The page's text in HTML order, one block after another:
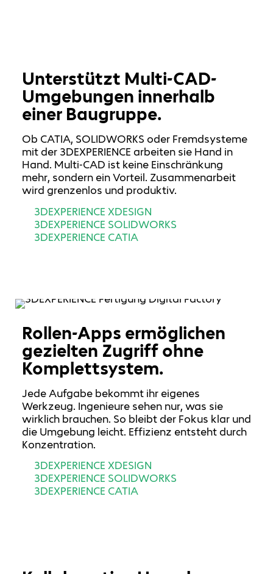
Unterstützt Multi-CAD-
Umgebungen innerhalb
einer Baugruppe.
Ob CATIA, SOLIDWORKS oder Fremdsysteme
mit der 3DEXPERIENCE arbeiten sie Hand in
Hand. Multi-CAD ist keine Einschränkung
mehr, sondern ein Vorteil. Zusammenarbeit
wird grenzenlos und produktiv.
3DEXPERIENCE XDESIGN
3DEXPERIENCE SOLIDWORKS
3DEXPERIENCE CATIA
Rollen-Apps ermöglichen
gezielten Zugriff ohne
Komplettsystem.
Jede Aufgabe bekommt ihr eigenes
Werkzeug. Ingenieure sehen nur, was sie
wirklich brauchen. So bleibt der Fokus klar und
die Umgebung leicht. Effizienz entsteht durch
Konzentration.
3DEXPERIENCE XDESIGN
3DEXPERIENCE SOLIDWORKS
3DEXPERIENCE CATIA